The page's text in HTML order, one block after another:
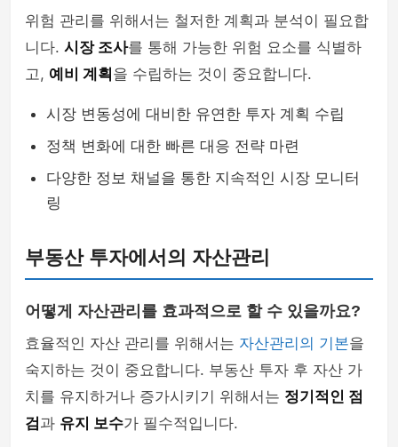
위험 관리를 위해서는 철저한 계획과 분석이 필요합
니다. 시장 조사를 통해 가능한 위험 요소를 식별하
고, 예비 계획 을 수립하는 것이 중요합니다.
시장 변동성에 대비한 유연한 투자 계획 수립
정책 변화에 대한 빠른 대응 전략 마련
다양한 정보 채널을 통한 지속적인 시장 모니터
링
부동산 투자에서의 자산관리
어떻게 자산관리를 효과적으로 할 수 있을까요?
효율적인 자산 관리를 위해서는 자산관리의 기본을
숙지하는 것이 중요합니다. 부동산 투자 후 자산 가
치를 유지하거나 증가시키기 위해서는 정기적인 점
검과 유지 보수가 필수적입니다.